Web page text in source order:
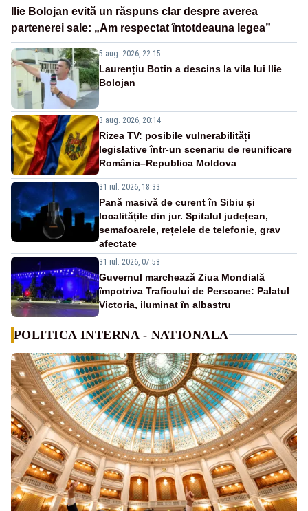
Ilie Bolojan evită un răspuns clar despre averea
partenerei sale: „Am respectat întotdeauna legea”
5 aug. 2026, 22:15
Laurențiu Botin a descins la vila lui Ilie
Bolojan
3 aug. 2026, 20:14
Rizea TV: posibile vulnerabilități
legislative într-un scenariu de reunificare
România–Republica Moldova
31 iul. 2026, 18:33
Pană masivă de curent în Sibiu și
localitățile din jur. Spitalul județean,
semafoarele, rețelele de telefonie, grav
afectate
31 iul. 2026, 07:58
Guvernul marchează Ziua Mondială
împotriva Traficului de Persoane: Palatul
Victoria, iluminat în albastru
POLITICA INTERNA - NATIONALA